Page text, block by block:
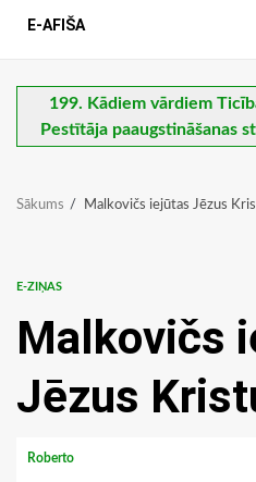
E-AFIŠA
199. Kādiem vārdiem
Pestītāja paaugstināšanas
Sākums Malkovičs iejūtas Jēzus
E-ZIŅAS
Malkovičs
Jēzus
Roberto